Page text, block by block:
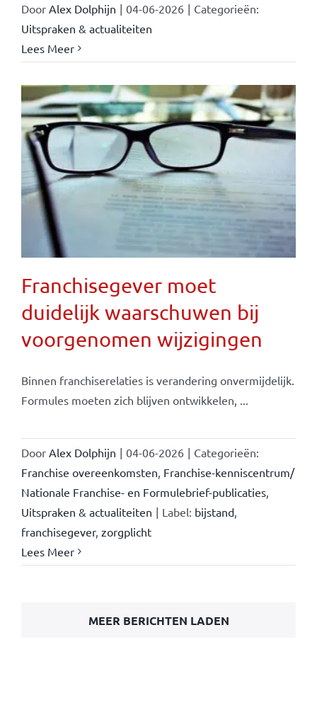
Door Alex Dolphijn | 04-06-2026 | Categorieën:
Uitspraken & actualiteiten
Lees Meer
Franchisegever moet
duidelijk waarschuwen bij
voorgenomen wijzigingen
Binnen franchiserelaties is verandering onvermijdelijk.
Formules moeten zich blijven ontwikkelen, ...
Door Alex Dolphijn | 04-06-2026 | Categorieën:
Franchise overeenkomsten, Franchise-kenniscentrum/
Nationale Franchise- en Formulebrief-publicaties,
Uitspraken & actualiteiten | Label: bijstand,
franchisegever, zorgplicht
Lees Meer
MEER BERICHTEN LADEN